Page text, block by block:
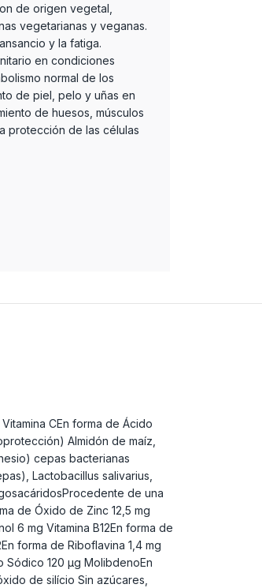
de origen vegetal,
vegetarianas y veganas.
y la fatiga.
en condiciones
normal de los
de piel, pelo y uñas en
de huesos, músculos
protección de las células
CEn forma de Ácido
Almidón de maíz,
cepas bacterianas
Lactobacillus salivarius,
de una
de Óxido de Zinc 12,5 mg
6 mg Vitamina B12En forma de
forma de Riboflavina 1,4 mg
Sódico 120 µg MolibdenoEn
de silício Sin azúcares,